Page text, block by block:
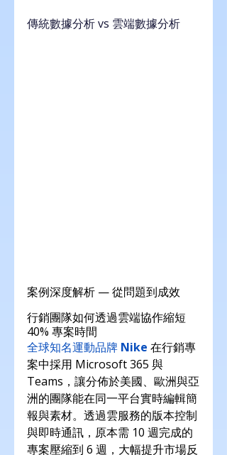
傳統數據分析 vs 雲端數據分析
案例深度解析 — 從問題到成效
行銷團隊如何透過雲端協作縮短
40% 專案時間
全球知名運動品牌 Nike 在行銷專
案中採用 Microsoft 365 與
Teams，讓分佈於美國、歐洲與亞
洲的團隊能在同一平台實時編輯簡
報與素材。透過雲服務的版本控制
與即時通訊，原本需 10 週完成的
專案壓縮到 6 週，大幅提升市場反